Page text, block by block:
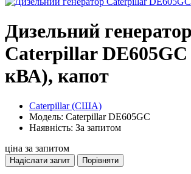
Дизельний генератор
Caterpillar DE605GC
кВА), капот
Caterpillar (США)
Модель: Caterpillar DE605GC
Наявність: За запитом
ціна за запитом
Надіслати запит Порівняти